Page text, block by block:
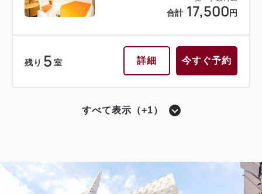
合計 17,500 円
残り 5 室 詳細 今すぐ予約
【禁煙】セミダブルルーム
すべて表示（+1）